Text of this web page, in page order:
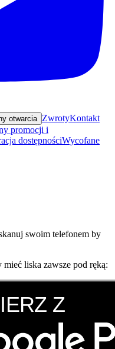
otwarcia ZwrotyKontakt
promocji i
dostępnościWycofane
swoim telefonem by
liska zawsze pod ręką: